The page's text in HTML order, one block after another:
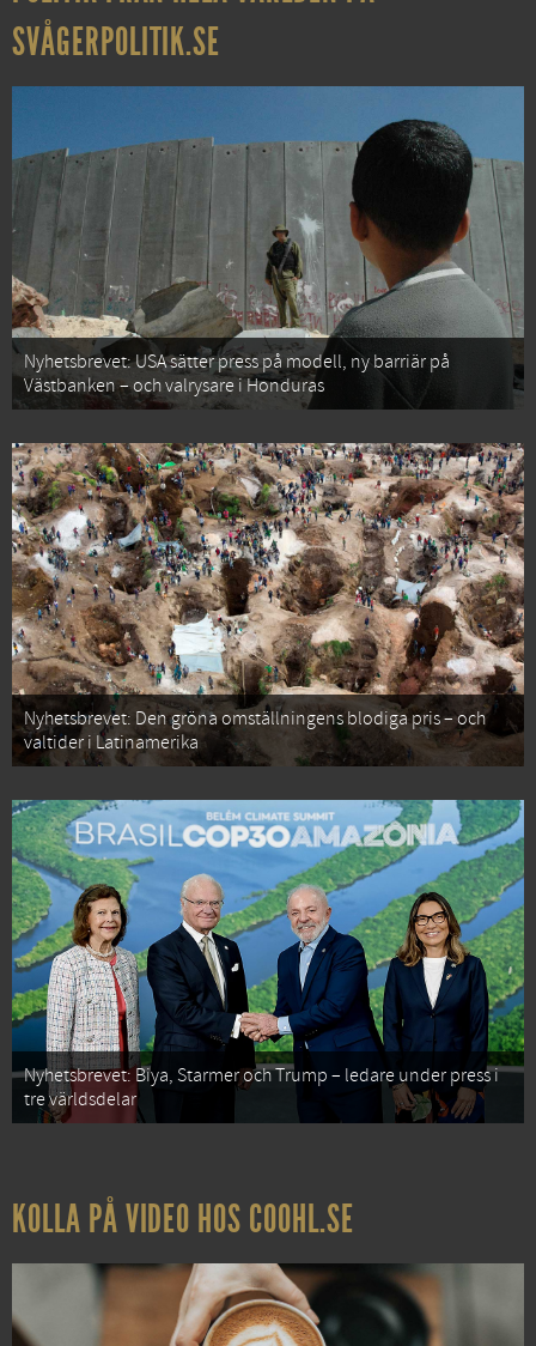
SVÅGERPOLITIK.SE
Nyhetsbrevet: USA sätter press på modell, ny barriär på
Västbanken – och valrysare i Honduras
Nyhetsbrevet: Den gröna omställningens blodiga pris – och
valtider i Latinamerika
Nyhetsbrevet: Biya, Starmer och Trump – ledare under press i
tre världsdelar
KOLLA PÅ VIDEO HOS COOHL.SE